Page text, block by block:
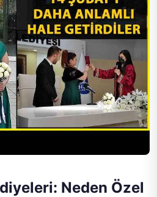
Neden Özel